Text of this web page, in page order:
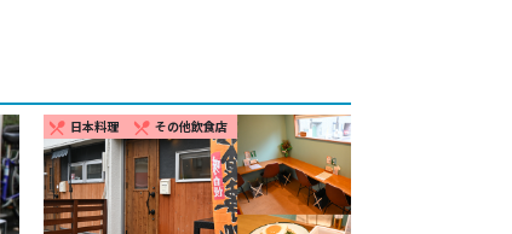
restaurant_menu 日本料理 restaurant_menu その他飲食店